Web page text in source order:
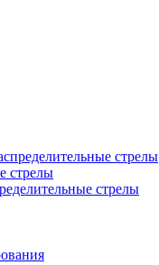
стрелы
стрелы
стрелы